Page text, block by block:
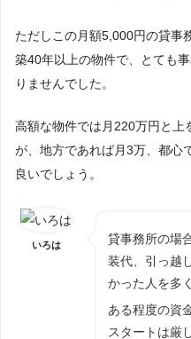
ただしこの月額5,000円の貸事
築40年以上の物件で、とても
りませんでした。
高額な物件では月220万円と上
が、地方であれば月3万、都心
良いでしょう。
いろは
貸事務所の場
装代、引っ越
かった人を多
ある程度の資
スタートは厳